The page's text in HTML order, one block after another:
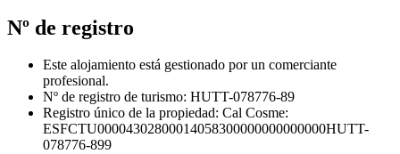
Nº de registro
Este alojamiento está gestionado por un comerciante
profesional.
Nº de registro de turismo: HUTT-078776-89
Registro único de la propiedad: Cal Cosme:
ESFCTU00004302800014058300000000000000HUTT-
078776-899